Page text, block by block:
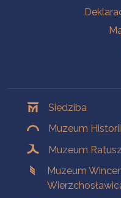
Siedziba
Muzeum
Muzeum
Muzeum